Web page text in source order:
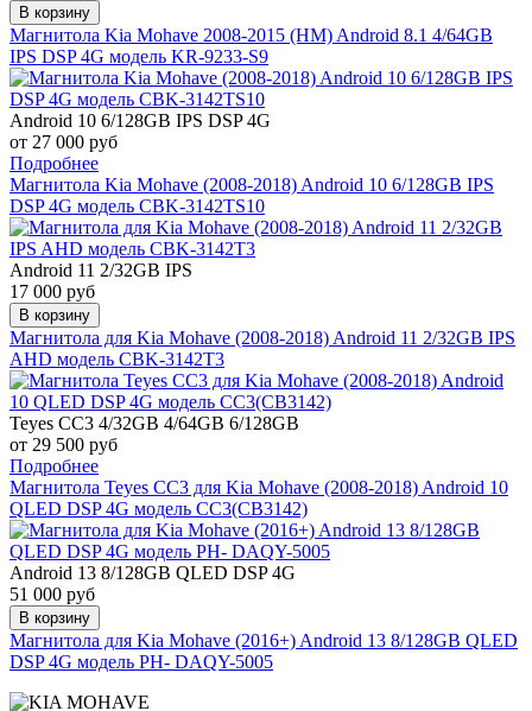
В корзину
Магнитола Kia Mohave 2008-2015 (HM) Android 8.1 4/64GB
IPS DSP 4G модель KR-9233-S9
Android 10 6/128GB IPS DSP 4G
от 27 000 руб
Подробнее
Магнитола Kia Mohave (2008-2018) Android 10 6/128GB IPS
DSP 4G модель CBK-3142TS10
Android 11 2/32GB IPS
17 000 руб
В корзину
Магнитола для Kia Mohave (2008-2018) Android 11 2/32GB IPS
AHD модель CBK-3142T3
Teyes CC3 4/32GB 4/64GB 6/128GB
от 29 500 руб
Подробнее
Магнитола Teyes CC3 для Kia Mohave (2008-2018) Android 10
QLED DSP 4G модель CC3(CB3142)
Android 13 8/128GB QLED DSP 4G
51 000 руб
В корзину
Магнитола для Kia Mohave (2016+) Android 13 8/128GB QLED
DSP 4G модель PH- DAQY-5005